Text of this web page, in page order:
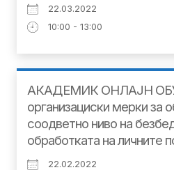
22.03.2022
10:00 - 13:00
АКАДЕМИК ОНЛАЈН
организациски мерки за
соодветно ниво на
обработката на личните
22.02.2022